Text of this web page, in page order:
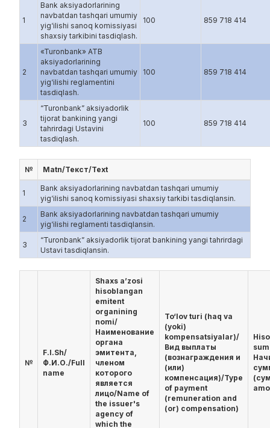
1
Bank aksiyadorlarining
navbatdan tashqari umumiy
yig‘ilishi sanoq komissiyasi
shaxsiy tarkibini tasdiqlash.
100 859 718 414
2
«Turonbank» ATB
aksiyadorlarining
navbatdan tashqari umumiy
yig‘ilishi reglamentini
tasdiqlash.
100 859 718 414
3
“Turonbank” aksiyadorlik
tijorat bankining yangi
tahrirdagi Ustavini
tasdiqlash.
100 859 718 414
№ Matn/Текст/Text
1
Bank aksiyadorlarining navbatdan tashqari umumiy
yig‘ilishi sanoq komissiyasi shaxsiy tarkibi tasdiqlansin.
2
Bank aksiyadorlarining navbatdan tashqari umumiy
yig‘ilishi reglamenti tasdiqlansin.
3
“Turonbank” aksiyadorlik tijorat bankining yangi tahrirdagi
Ustavi tasdiqlansin.
№
F.I.Sh/
Ф.И.О./Full
name
Shaxs a’zosi
hisoblangan
emitent
organining
nomi/
Наименование
органа
эмитента,
членом
которого
является
лицо/Name of
the issuer's
agency of
which the
To‘lov turi (haq va
(yoki)
kompensatsiyalar)/
Вид выплаты
(вознаграждения и
(или)
компенсация)/Type
of payment
(remuneration and
(or) compensation)